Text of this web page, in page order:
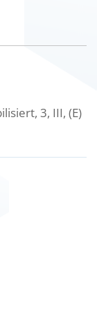
3, III, (E)